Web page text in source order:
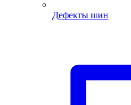
Дефекты шин